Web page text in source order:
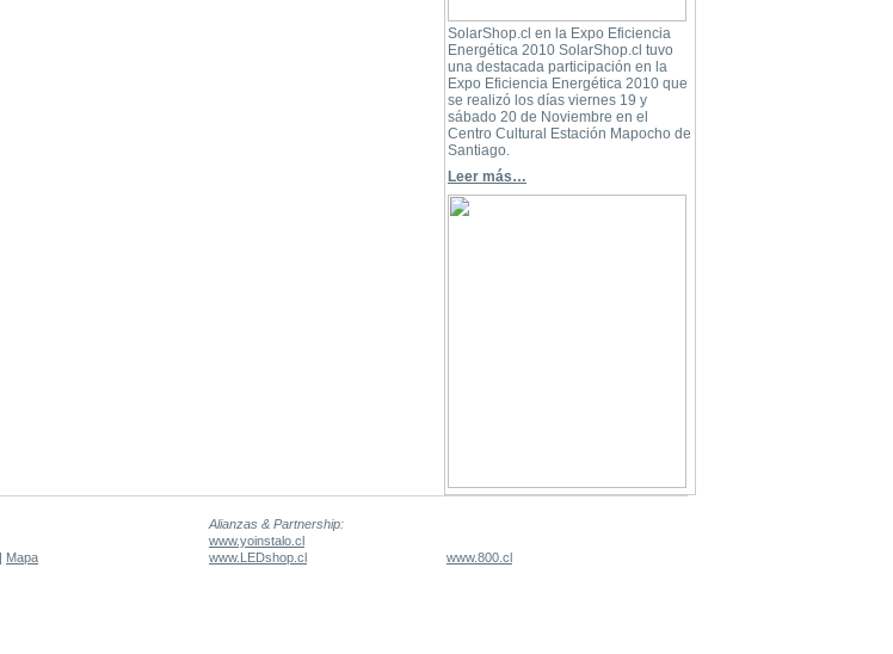
SolarShop.cl en la Expo Eficiencia
Energética 2010 SolarShop.cl tuvo
una destacada participación en la
Expo Eficiencia Energética 2010 que
se realizó los días viernes 19 y
sábado 20 de Noviembre en el
Centro Cultural Estación Mapocho de
Santiago.
Leer más…
Alianzas & Partnership:
www.yoinstalo.cl
Mapa www.LEDshop.cl
www.800.cl